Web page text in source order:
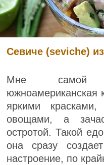
Севиче (seviche)
Мне самой
южноамериканская
яркими
овощами, а
остротой. Такой
она сразу
настроение, по